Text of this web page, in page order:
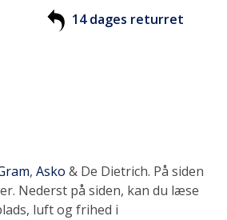
14 dages returret
, Asko & De Dietrich. På siden
Nederst på siden, kan du læse
luft og frihed i